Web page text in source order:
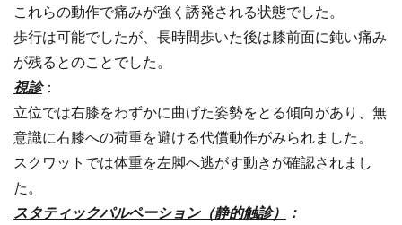
これらの動作で痛みが強く誘発される状態でした。
歩行は可能でしたが、長時間歩いた後は膝前面に鈍い痛み
が残るとのことでした。
視診：
立位では右膝をわずかに曲げた姿勢をとる傾向があり、無
意識に右膝への荷重を避ける代償動作がみられました。
スクワットでは体重を左脚へ逃がす動きが確認されまし
た。
スタティックパルペーション（静的触診）
：